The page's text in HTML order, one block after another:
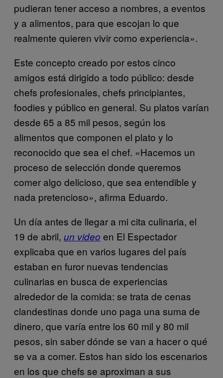
pudieran tener acceso a nombres, a eventos
y a alimentos, para que escojan lo que
realmente quieren vivir como experiencia».
Este concepto creado por estos cinco
amigos está dirigido a todo público: desde
chefs profesionales, chefs principiantes,
foodies y público en general. Su platos varían
desde 65 a 85 mil pesos, según los
alimentos que componen el plato y lo
reconocido que sea el chef. «Hacemos un
proceso de selección donde queremos
comer algo delicioso, que sea entendible y
nada pretencioso», afirma Eduardo.
Un día antes de llegar a mi cita culinaria, el
19 de abril, un video en El Espectador
explicaba que en varios lugares del país
estaban en furor nuevas tendencias
culinarias en busca de experiencias
alrededor de la comida: se trata de cenas
clandestinas donde uno paga una suma de
dinero, que varía entre los 60 mil y 80 mil
pesos, sin saber dónde se van a hacer o qué
se va a comer. Estos han sido los escenarios
en los que chefs se aproximan a sus